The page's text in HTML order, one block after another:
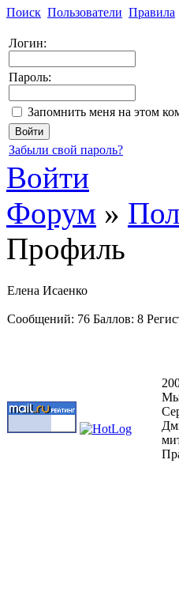
Поиск Пользователи Правила
Логин:
Пароль:
Запомнить меня на этом
Забыли свой пароль?
Войти
Форум »
Профиль
Елена Исаенко
Cообщений: 76 Баллов: 8